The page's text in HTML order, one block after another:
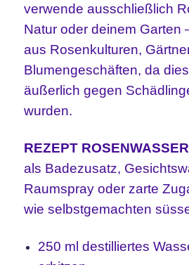
verwende ausschließlich
Natur oder deinem Garten
aus Rosenkulturen,
Blumengeschäften, da
äußerlich gegen
wurden.
REZEPT ROSENWASSER
als Badezusatz,
Raumspray oder zarte
wie selbstgemachten
250 ml destilliertes